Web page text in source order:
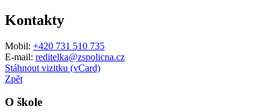
Kontakty
Mobil: +420 731 510 735
E-mail: reditelka@zspolicna.cz
Stáhnout vizitku (vCard)
Zpět
O škole